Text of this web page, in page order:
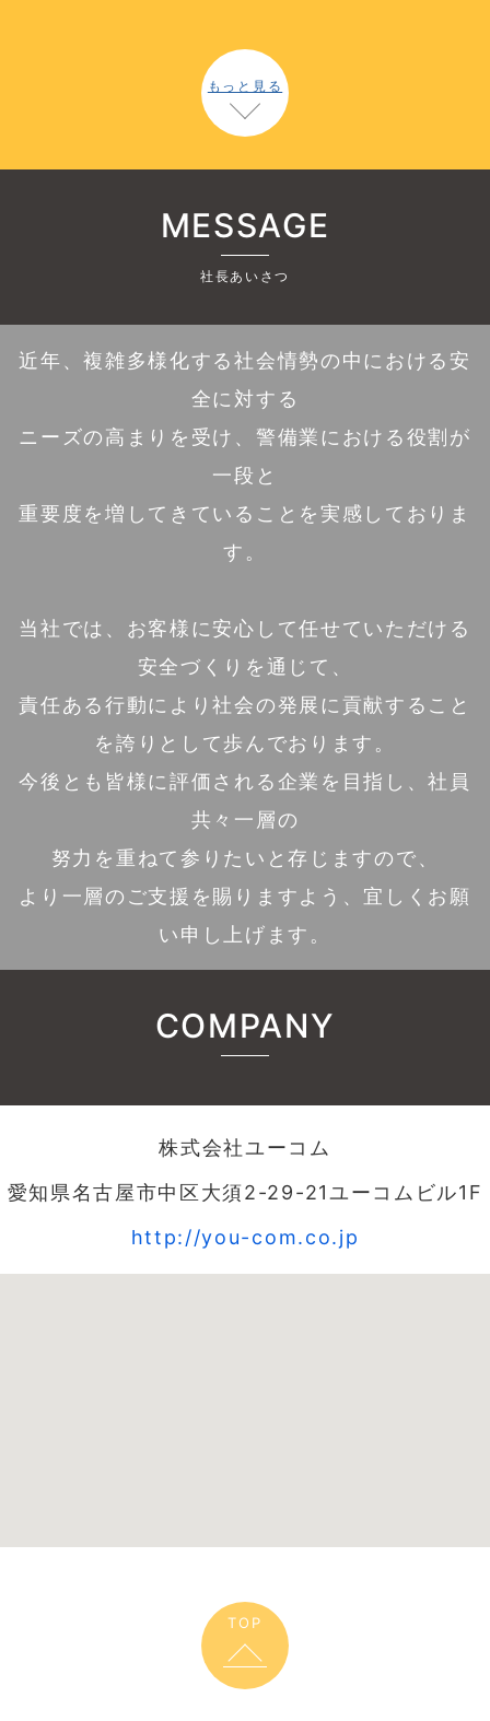
もっと見る
MESSAGE
社長あいさつ
近年、複雑多様化する社会情勢の中における安
全に対する
ニーズの高まりを受け、警備業における役割が
一段と
重要度を増してきていることを実感しておりま
す。
当社では、お客様に安心して任せていただける
安全づくりを通じて、
責任ある行動により社会の発展に貢献すること
を誇りとして歩んでおります。
今後とも皆様に評価される企業を目指し、社員
共々一層の
努力を重ねて参りたいと存じますので、
より一層のご支援を賜りますよう、宜しくお願
い申し上げます。
COMPANY
株式会社ユーコム
愛知県名古屋市中区大須2-29-21ユーコムビル1F
http://you-com.co.jp
TOP